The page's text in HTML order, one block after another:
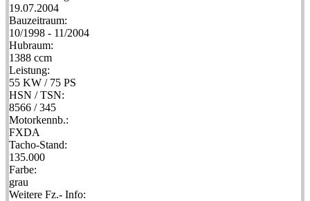
19.07.2004
Bauzeitraum:
10/1998 - 11/2004
Hubraum:
1388 ccm
Leistung:
55 KW / 75 PS
HSN / TSN:
8566 / 345
Motorkennb.:
FXDA
Tacho-Stand:
135.000
Farbe:
grau
Weitere Fz.- Info: